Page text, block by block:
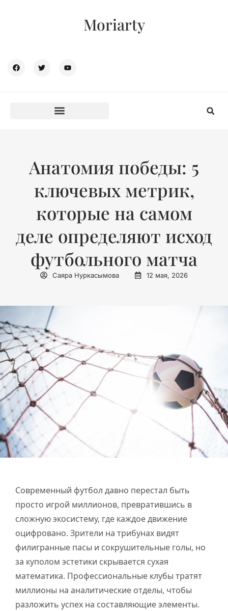
Moriarty
Анатомия победы: 5
ключевых метрик,
которые на самом
деле определяют исход
футбольного матча
Саяра Нуркасымова 12 мая, 2026
Современный футбол давно перестал быть
просто игрой миллионов, превратившись в
сложную экосистему, где каждое движение
оцифровано. Зрители на трибунах видят
филигранные пасы и сокрушительные голы, но
за куполом эстетики скрывается сухая
математика. Профессиональные клубы тратят
миллионы на аналитические отделы, чтобы
разложить успех на составляющие элементы.